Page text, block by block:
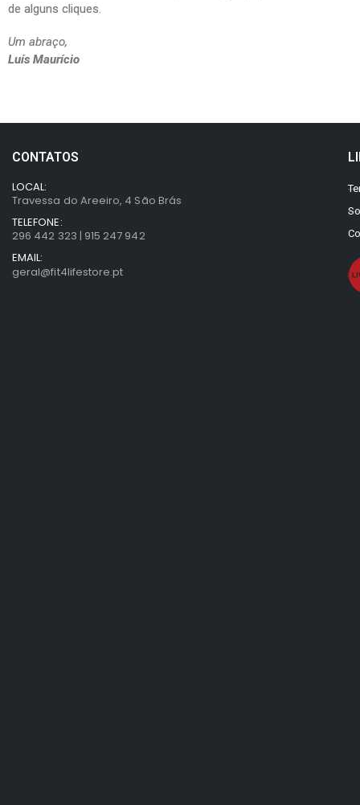
de alguns cliques.
Um abraço,
Luís Maurício
CONTATOS
LOCAL:
Travessa do Areeiro, 4 São Brás
TELEFONE:
296 442 323 | 915 247 942
EMAIL:
geral@fit4lifestore.pt